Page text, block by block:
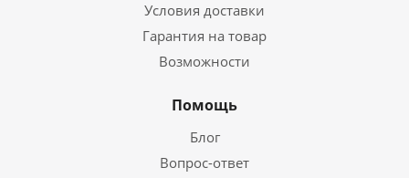
Условия доставки
Гарантия на товар
Возможности
Помощь
Блог
Вопрос-ответ